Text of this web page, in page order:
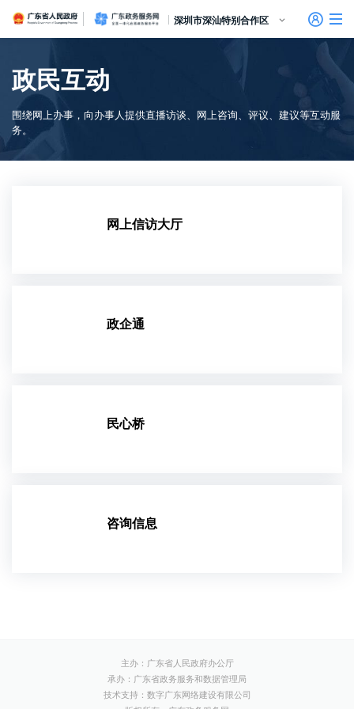
留言信箱
建言献策
信访相关法规
便民服务
百姓论坛
政府热线
网上调查
在线访谈
法律服务
领导信箱
未加载图片
政务微博
网络问政
意见征集
部门信箱
信访常见问题
信件回复
网上举报
公众监督
我要留言
广东省人民政府广东政务服务网
深圳市深汕特别合作区
个人服务
法人服务
政民互动
围绕网上办事，向办事人提供直播访谈、网上咨询、评议、建议等互动服
务。
网上信访大厅
政企通
民心桥
咨询信息
主办：广东省人民政府办公厅
承办：广东省政务服务和数据管理局
技术支持：数字广东网络建设有限公司